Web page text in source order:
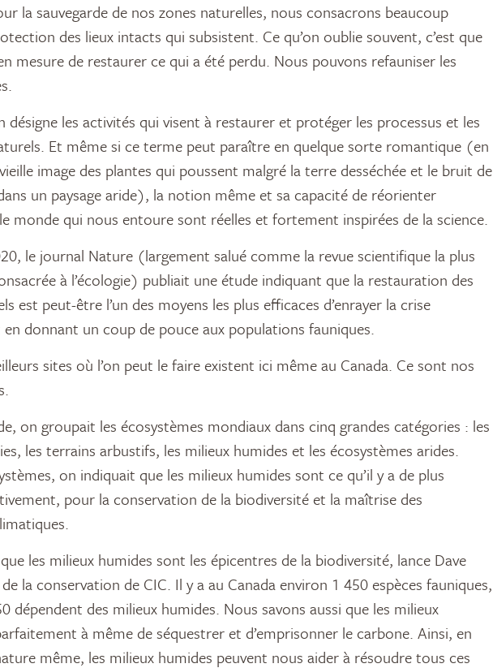
la sauvegarde de nos zones naturelles, nous consacrons beaucoup
des lieux intacts qui subsistent. Ce qu’on oublie souvent, c’est que
mesure de restaurer ce qui a été perdu. Nous pouvons refauniser les
désigne les activités qui visent à restaurer et protéger les processus et les
Et même si ce terme peut paraître en quelque sorte romantique (en
image des plantes qui poussent malgré la terre desséchée et le bruit de
un paysage aride), la notion même et sa capacité de réorienter
monde qui nous entoure sont réelles et fortement inspirées de la science.
le journal Nature (largement salué comme la revue scientifique la plus
à l’écologie) publiait une étude indiquant que la restauration des
est peut-être l’un des moyens les plus efficaces d’enrayer la crise
donnant un coup de pouce aux populations fauniques.
sites où l’on peut le faire existent ici même au Canada. Ce sont nos
on groupait les écosystèmes mondiaux dans cinq grandes catégories : les
les terrains arbustifs, les milieux humides et les écosystèmes arides.
on indiquait que les milieux humides sont ce qu’il y a de plus
pour la conservation de la biodiversité et la maîtrise des
les milieux humides sont les épicentres de la biodiversité, lance Dave
la conservation de CIC. Il y a au Canada environ 1 450 espèces fauniques,
dépendent des milieux humides. Nous savons aussi que les milieux
à même de séquestrer et d’emprisonner le carbone. Ainsi, en
même, les milieux humides peuvent nous aider à résoudre tous ces